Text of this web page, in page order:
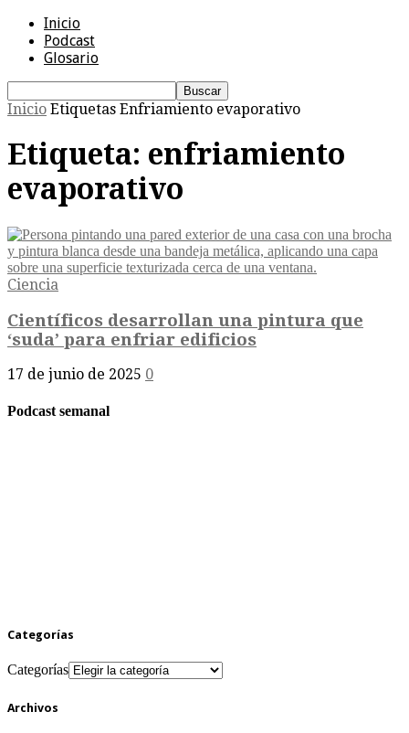
Inicio
Podcast
Glosario
Inicio Etiquetas Enfriamiento evaporativo
Etiqueta: enfriamiento
evaporativo
Ciencia
Científicos desarrollan una pintura que
‘suda’ para enfriar edificios
17 de junio de 2025 0
Podcast semanal
Categorías
Categorías
Archivos